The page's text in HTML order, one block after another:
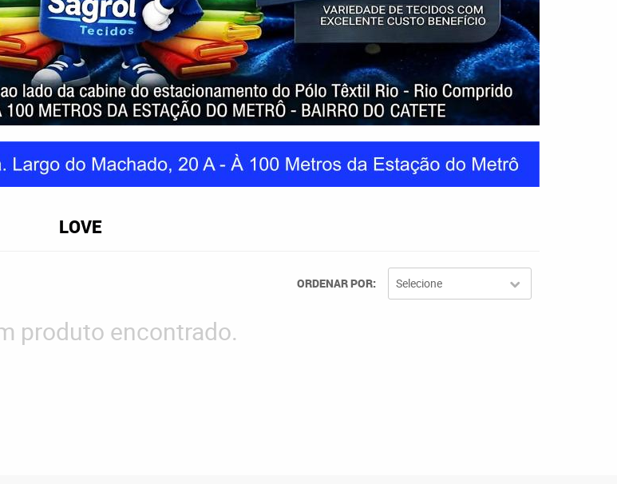
LOVE
ORDENAR POR Selecione
produto encontrado.